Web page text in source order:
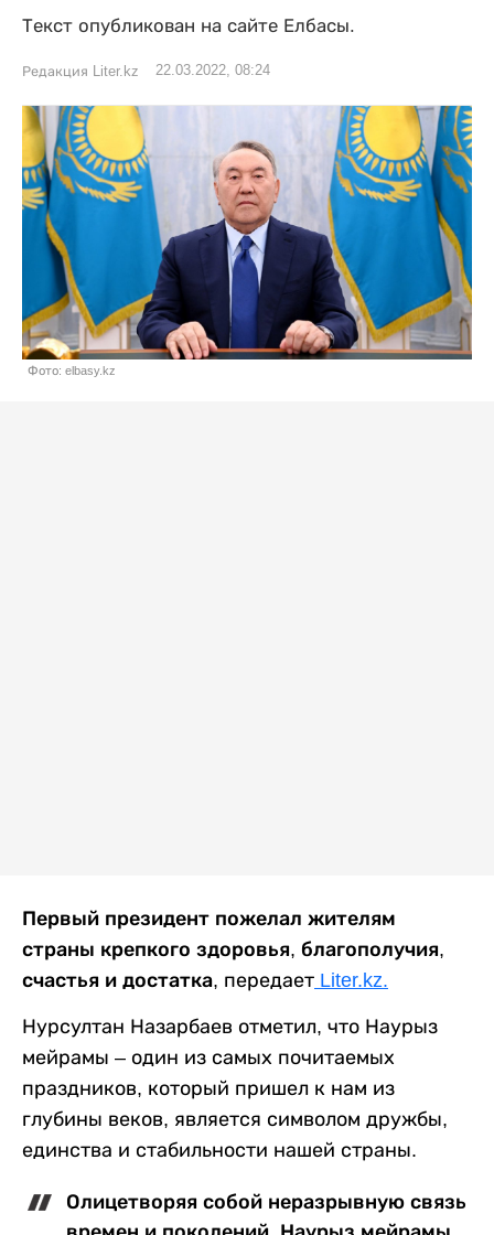
Текст опубликован на сайте Елбасы.
Редакция Liter.kz 22.03.2022, 08:24
Фото: elbasy.kz
Первый президент пожелал жителям
страны крепкого здоровья, благополучия,
счастья и достатка, передает Liter.kz.
Нурсултан Назарбаев отметил, что Наурыз
мейрамы – один из самых почитаемых
праздников, который пришел к нам из
глубины веков, является символом дружбы,
единства и стабильности нашей страны.
Олицетворяя собой неразрывную связь